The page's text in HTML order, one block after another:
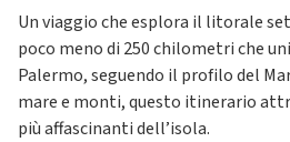
Un viaggio che esplora il litorale
poco meno di 250 chilometri che
Palermo, seguendo il profilo del
mare e monti, questo itinerario
più affascinanti dell’isola.